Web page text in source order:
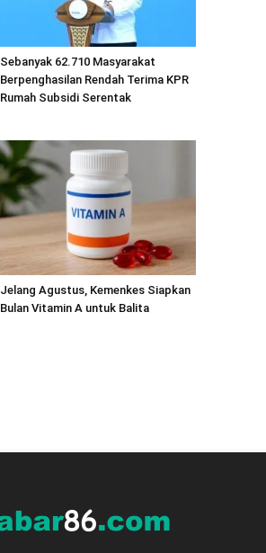
Sebanyak 62.710 Masyarakat
Berpenghasilan Rendah Terima KPR
Rumah Subsidi Serentak
Jelang Agustus, Kemenkes Siapkan
Bulan Vitamin A untuk Balita